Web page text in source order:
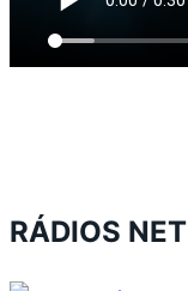
RÁDIOS NET